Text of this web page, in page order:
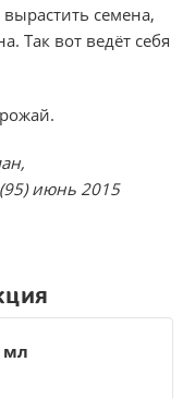
семена,
Так вот ведёт себя
июнь 2015
мл